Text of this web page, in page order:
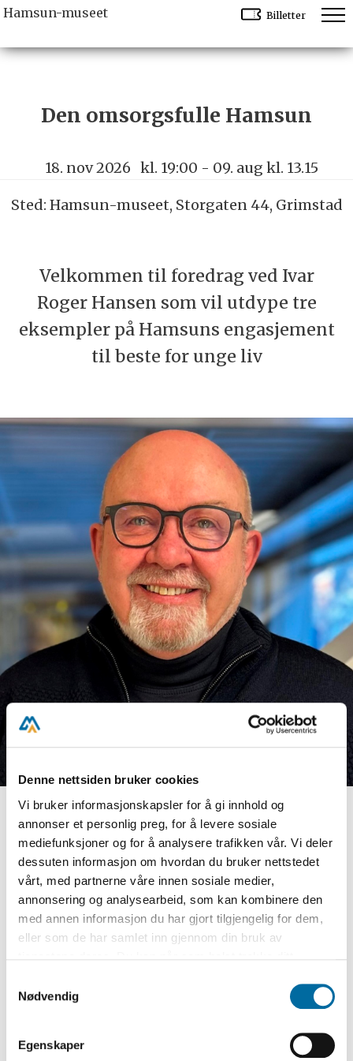
Denne nettsiden bruker cookies
Vi bruker informasjonskapsler for å gi innhold og
annonser et personlig preg, for å levere sosiale
mediefunksjoner og for å analysere trafikken vår. Vi deler
dessuten informasjon om hvordan du bruker nettstedet
vårt, med partnerne våre innen sosiale medier,
annonsering og analysearbeid, som kan kombinere den
med annen informasjon du har gjort tilgjengelig for dem,
eller som de har samlet inn gjennom din bruk av
så endre samtykke og så avvis.
Nødvendig
Egenskaper
Hamsun-museet Billetter
Den omsorgsfulle Hamsun
18. nov 2026 kl. 19:00 - 09. aug kl. 13.15
Sted: Hamsun-museet, Storgaten 44, Grimstad
Velkommen til foredrag ved Ivar
Roger Hansen som vil utdype tre
eksempler på Hamsuns engasjement
til beste for unge liv
Knut Hamsun ga ved flere anledninger
uttrykk for stor forståelse og respekt overfor
barn og unge. Samtidig er det blant enkelte
litteraturforskere hevdet at Hamsun mangler
evner til å gå inn i barnets verden på alvor.
enn 50 år, fra 1892 til slutten av 1940-årene,
på Hamsuns engasjement til beste for unge